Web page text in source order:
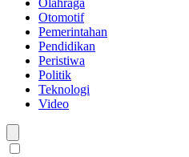
Olahraga
Otomotif
Pemerintahan
Pendidikan
Peristiwa
Politik
Teknologi
Video